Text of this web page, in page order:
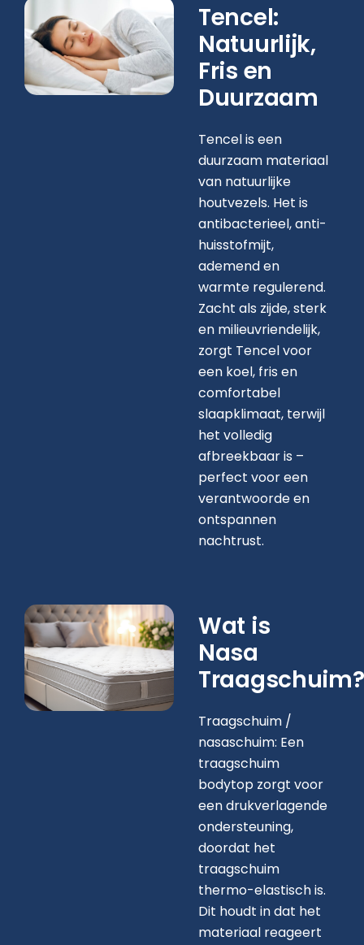
Tencel:
Natuurlijk,
Fris en
Duurzaam
Tencel is een
duurzaam materiaal
van natuurlijke
houtvezels. Het is
antibacterieel, anti-
huisstofmijt,
ademend en
warmte regulerend.
Zacht als zijde, sterk
en milieuvriendelijk,
zorgt Tencel voor
een koel, fris en
comfortabel
slaapklimaat, terwijl
het volledig
afbreekbaar is –
perfect voor een
verantwoorde en
ontspannen
nachtrust.
Wat is
Nasa
Traagschuim?
Traagschuim /
nasaschuim: Een
traagschuim
bodytop zorgt voor
een drukverlagende
ondersteuning,
doordat het
traagschuim
thermo-elastisch is.
Dit houdt in dat het
materiaal reageert